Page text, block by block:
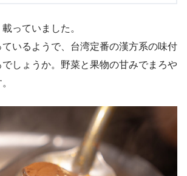
っていました。
いるようで、台湾定番の漢方系の味付
しょうか。野菜と果物の甘みでまろや